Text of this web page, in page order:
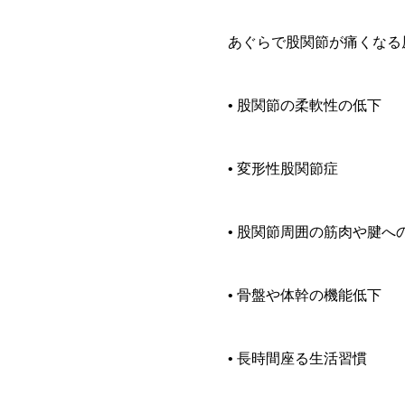
あぐらで股関節が痛くなる
• 股関節の柔軟性の低下
• 変形性股関節症
• 股関節周囲の筋肉や腱へ
• 骨盤や体幹の機能低下
• 長時間座る生活習慣